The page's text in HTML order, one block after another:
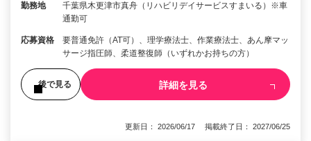
勤務地
千葉県木更津市真舟（リハビリデイサービスすまいる）※車
通勤可
応募資格
要普通免許（AT可）、理学療法士、作業療法士、あん摩マッ
サージ指圧師、柔道整復師（いずれかお持ちの方）
後で見る 詳細を見る
更新日： 2026/06/17 掲載終了日： 2027/06/25